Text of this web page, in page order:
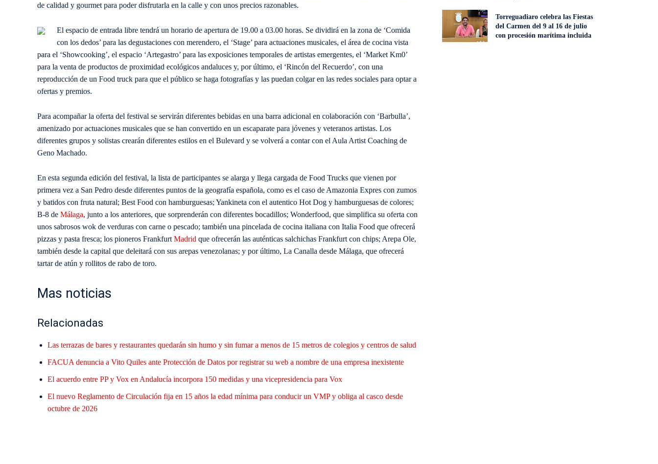
de calidad y gourmet para poder disfrutarla en la calle y con unos precios razonables.
El espacio de entrada libre tendrá un horario de apertura de 19.00 a 03.00 horas. Se dividirá en la zona de ‘Comida
con los dedos’ para las degustaciones con merendero, el ‘Stage’ para actuaciones musicales, el área de cocina vista
para el ‘Showcooking’, el espacio ‘Artegastro’ para las exposiciones temporales de artistas emergentes, el ‘Market Km0’
para la venta de productos de proximidad ecológicos andaluces y, por último, el ‘Rincón del Recuerdo’, con una
reproducción de un Food truck para que el público se haga fotografías y las puedan colgar en las redes sociales para optar a
ofertas y premios.
Para acompañar la oferta del festival se servirán diferentes bebidas en una barra adicional en colaboración con ‘Barbulla’,
amenizado por actuaciones musicales que se han convertido en un escaparate para jóvenes y veteranos artistas. Los
diferentes grupos y solistas crearán diferentes estilos en el Bulevard y se volverá a contar con el Aula Artist Coaching de
Geno Machado.
En esta segunda edición del festival, la lista de participantes se alarga y llega cargada de Food Trucks que vienen por
primera vez a San Pedro desde diferentes puntos de la geografía española, como es el caso de Amazonia Expres con zumos
y batidos con fruta natural; Best Food con hamburguesas; Yankineta con el autentico Hot Dog y hamburguesas de colores;
B-8 de Málaga, junto a los anteriores, que sorprenderán con diferentes bocadillos; Wonderfood, que simplifica su oferta con
unos sabrosos wok de verduras con carne o pescado; también una pincelada de cocina italiana con Italia Food que ofrecerá
pizzas y pasta fresca; los pioneros Frankfurt Madrid que ofrecerán las auténticas salchichas Frankfurt con chips; Arepa Ole,
también desde la capital que deleitará con sus arepas venezolanas; y por último, La Canalla desde Málaga, que ofrecerá
tartar de atún y rollitos de rabo de toro.
Mas noticias
Relacionadas
Las terrazas de bares y restaurantes quedarán sin humo y sin fumar a menos de 15 metros de colegios y centros de salud
FACUA denuncia a Vito Quiles ante Protección de Datos por registrar su web a nombre de una empresa inexistente
El acuerdo entre PP y Vox en Andalucía incorpora 150 medidas y una vicepresidencia para Vox
El nuevo Reglamento de Circulación fija en 15 años la edad mínima para conducir un VMP y obliga al casco desde
octubre de 2026
Torreguadiaro celebra las Fiestas
del Carmen del 9 al 16 de julio
con procesión marítima incluida